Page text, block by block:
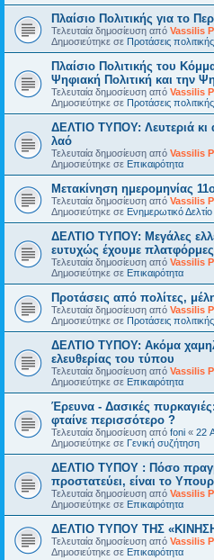
Πλαίσιο Πολιτικής για το
Τελευταία δημοσίευση από Vassilis
Δημοσιεύτηκε σε Προτάσεις πολιτικής
Πλαίσιο Πολιτικής του
Ψηφιακή Πολιτική και την
Τελευταία δημοσίευση από Vassilis
Δημοσιεύτηκε σε Προτάσεις πολιτικής
ΔΕΛΤΙΟ ΤΥΠΟΥ: Λευτεριά κι
λαό
Τελευταία δημοσίευση από Vassilis
Δημοσιεύτηκε σε Επικαιρότητα
Μετακίνηση ημερομηνίας
Τελευταία δημοσίευση από Vassilis
Δημοσιεύτηκε σε Ενημερωτικό Δελτίο
ΔΕΛΤΙΟ ΤΥΠΟΥ: Μεγάλες
ευτυχώς έχουμε
Τελευταία δημοσίευση από Vassilis
Δημοσιεύτηκε σε Επικαιρότητα
Προτάσεις από πολίτες,
Τελευταία δημοσίευση από Vassilis
Δημοσιεύτηκε σε Προτάσεις πολιτικής
ΔΕΛΤΙΟ ΤΥΠΟΥ: Ακόμα
ελευθερίας του τύπου
Τελευταία δημοσίευση από Vassilis
Δημοσιεύτηκε σε Επικαιρότητα
Έρευνα - Δασικές πυρκαγιές:
φταίνε περισσότερο ?
Τελευταία δημοσίευση από foni « 22
Δημοσιεύτηκε σε Γενική συζήτηση
ΔΕΛΤΙΟ ΤΥΠΟΥ : Πόσο
προστατεύει, είναι το
Τελευταία δημοσίευση από Vassilis
Δημοσιεύτηκε σε Επικαιρότητα
ΔΕΛΤΙΟ ΤΥΠΟΥ ΤΗΣ
Τελευταία δημοσίευση από Vassilis
Δημοσιεύτηκε σε Επικαιρότητα